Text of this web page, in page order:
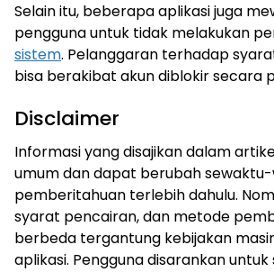
Selain itu, beberapa aplikasi juga
pengguna untuk tidak melakukan
sistem. Pelanggaran terhadap
bisa berakibat akun diblokir secara
Disclaimer
Informasi yang disajikan dalam
umum dan dapat berubah
pemberitahuan terlebih dahulu.
syarat pencairan, dan metode
berbeda tergantung kebijakan
aplikasi. Pengguna disarankan untuk